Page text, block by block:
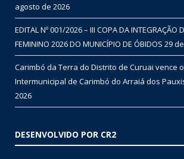
agosto de 2026
EDITAL Nº 001/2026 – III COPA DA INTEGRAÇÃO
FEMININO 2026 DO MUNICÍPIO DE ÓBIDOS 29
Carimbó da Terra do Distrito de Curuai vence o
Intermunicipal de Carimbó do Arraiá dos
2026
DESENVOLVIDO POR CR2